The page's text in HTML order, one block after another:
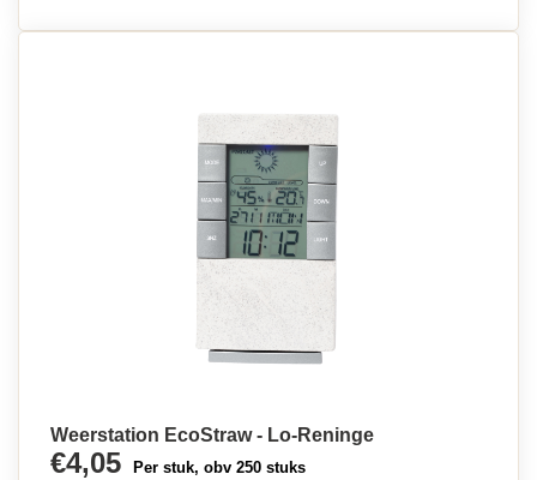
Weerstation EcoStraw - Lo-Reninge
€4,05 Per stuk, obv 250 stuks